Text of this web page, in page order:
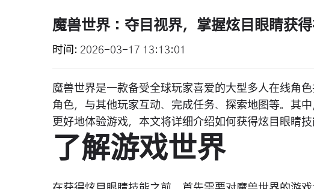
魔兽世界：夺目视界，掌握炫目眼睛获
时间 2026-03-17 13:13:01
魔兽世界是一款备受全球玩家喜爱的大型多人在线角
角色，与其他玩家互动、完成任务、探索地图等。其
更好地体验游戏，本文将详细介绍如何获得炫目眼睛技
了解游戏世界